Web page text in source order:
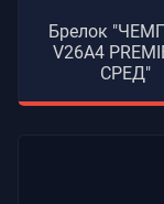
Брелок
V26A4
СРЕД"